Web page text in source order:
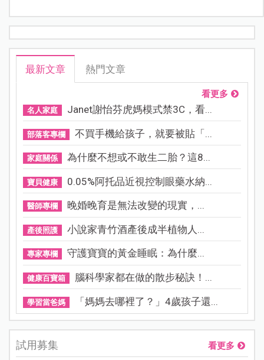
最新文章 熱門文章
看更多
名人家庭 Janet謝怡芬虎媽模式禁3C，看...
部落客專欄 不買手機給孩子，就要被貼「...
家庭關係 為什麼不想或不敢生二胎？這8...
寶貝健康 0.05%阿托品近視控制眼藥水納...
醫師專欄 晚婚晚育是無法改變的現實，...
產後照護 小說家青竹酒產後成半植物人...
專家專欄 守護寶寶的黃金睡眠：為什麼...
健康百寶箱 腦科學家都在做的散步秘訣！...
學習當爸媽 「媽媽去哪裡了？」4歲孩子還...
試用募集 看更多